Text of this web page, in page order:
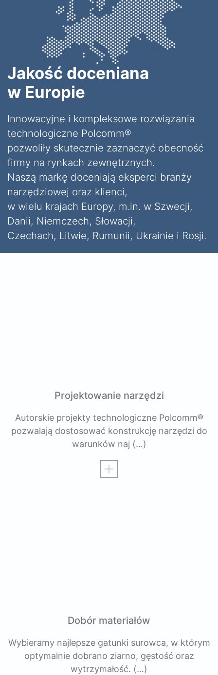
Jakość doceniana
w Europie
Innowacyjne i kompleksowe rozwiązania
technologiczne Polcomm®
pozwoliły skutecznie zaznaczyć obecność
firmy na rynkach zewnętrznych.
Naszą markę doceniają eksperci branży
narzędziowej oraz klienci,
w wielu krajach Europy, m.in. w Szwecji,
Danii, Niemczech, Słowacji,
Czechach, Litwie, Rumunii, Ukrainie i Rosji.
Projektowanie narzędzi
Autorskie projekty technologiczne Polcomm®
pozwalają dostosować konstrukcję narzędzi do
warunków naj (…)
Czytaj więcej
Dobór materiałów
Wybieramy najlepsze gatunki surowca, w którym
optymalnie dobrano ziarno, gęstość oraz
wytrzymałość. (…)